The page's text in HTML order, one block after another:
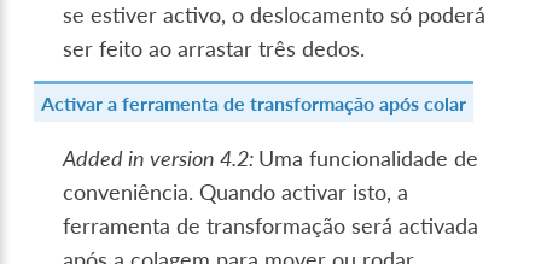
se estiver activo, o deslocamento só poderá
ser feito ao arrastar três dedos.
Activar a ferramenta de transformação após colar
Added in version 4.2: Uma funcionalidade de
conveniência. Quando activar isto, a
ferramenta de transformação será activada